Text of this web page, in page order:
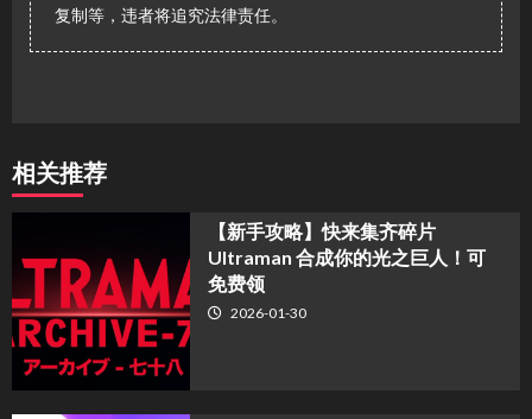
复制等，违者将追究法律责任。
相关推荐
【新手攻略】快来集齐碎片
Ultraman 合成你的光之巨人！可
免费领
2026-01-30